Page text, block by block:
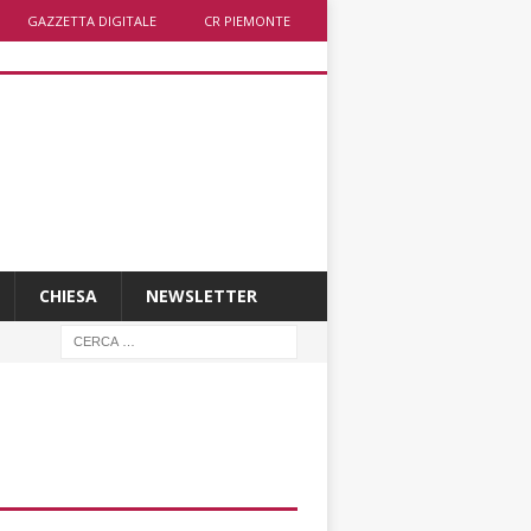
GAZZETTA DIGITALE CR PIEMONTE
CHIESA NEWSLETTER